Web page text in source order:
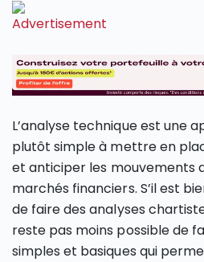
L’analyse technique est une
plutôt simple à mettre en
et anticiper les mouvements
marchés financiers. S’il est
de faire des analyses
reste pas moins possible de
simples et basiques qui